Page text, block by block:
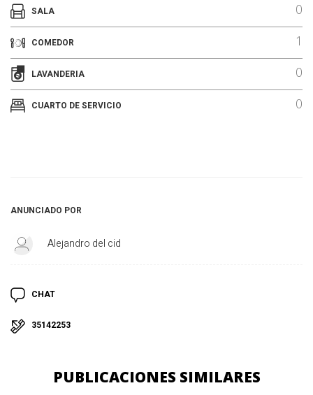
SALA 0
COMEDOR 1
LAVANDERIA 0
CUARTO DE SERVICIO 0
ANUNCIADO POR
Alejandro del cid
CHAT
35142253
PUBLICACIONES SIMILARES